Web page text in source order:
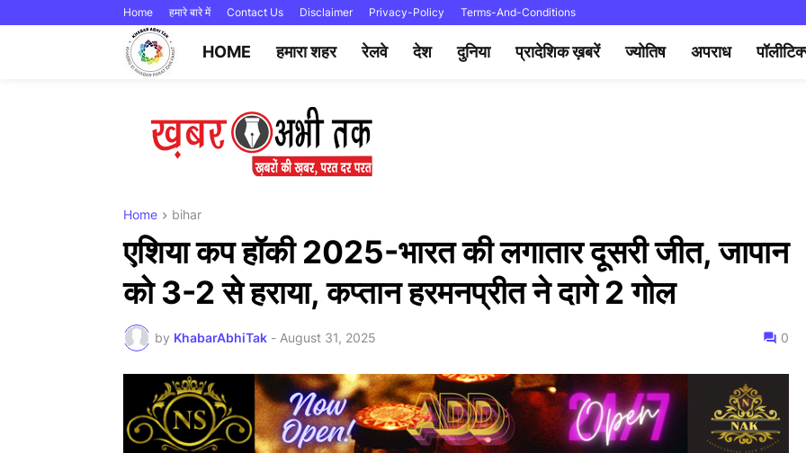
Home हमारे बारे में Contact Us Disclaimer Privacy-Policy Terms-And-Conditions
HOME हमारा शहर रेलवे देश दुनिया प्रादेशिक ख़बरें ज्योतिष अपराध
Home bihar
एशिया कप हॉकी 2025-भारत की लगातार दूसरी जीत, जापान
को 3-2 से हराया, कप्तान हरमनप्रीत ने दागे 2 गोल
by KhabarAbhiTak - August 31, 2025 0